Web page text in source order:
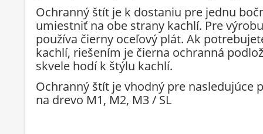
Ochranný štít je k dostaniu pre jednu
umiestniť na obe strany kachlí. Pre
používa čierny oceľový plát. Ak
kachlí, riešením je čierna ochranná
skvele hodí k štýlu kachlí.
Ochranný štít je vhodný pre nasledujúce
na drevo M1, M2, M3 / SL